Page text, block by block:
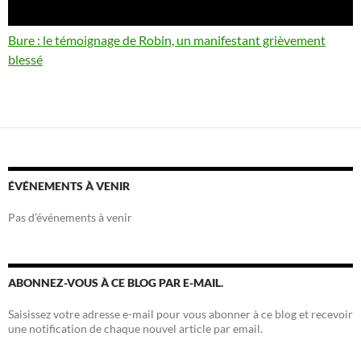
Bure : le témoignage de Robin, un manifestant grièvement
blessé
ÉVÉNEMENTS À VENIR
Pas d’événements à venir
ABONNEZ-VOUS À CE BLOG PAR E-MAIL.
Saisissez votre adresse e-mail pour vous abonner à ce blog et recevoir
une notification de chaque nouvel article par email.